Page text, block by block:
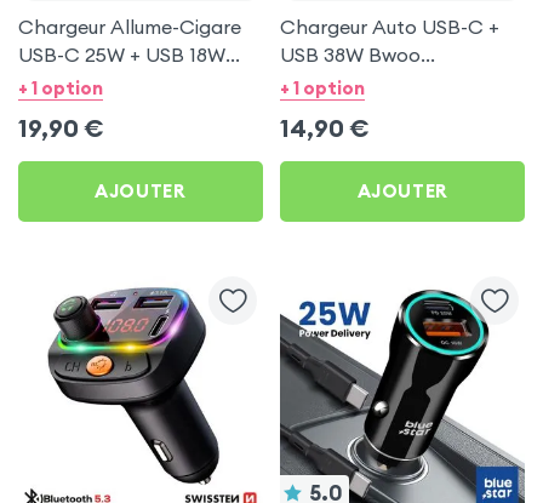
Chargeur Allume-Cigare
USB-C 25W + USB 18W
Bwoo pour OnePlus 9
+ 1 option
19,90 €
AJOUTER
Chargeur Auto USB-C +
USB 38W Bwoo
Transparent pour
+ 1 option
14,90 €
AJOUTER
5.0